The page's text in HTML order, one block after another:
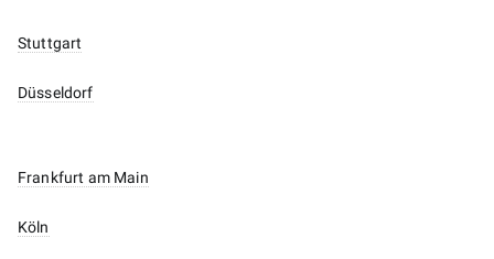
Stuttgart
Düsseldorf
Frankfurt am Main
Köln